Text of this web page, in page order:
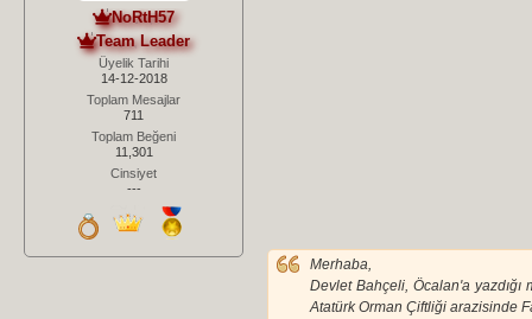
NoRtH57
Team Leader
Üyelik Tarihi
14-12-2018
Toplam Mesajlar
711
Toplam Beğeni
11,301
Cinsiyet
---
Merhaba,
Devlet Bahçeli, Öcalan'a yazdığı
Atatürk Orman Çiftliği arazisinde